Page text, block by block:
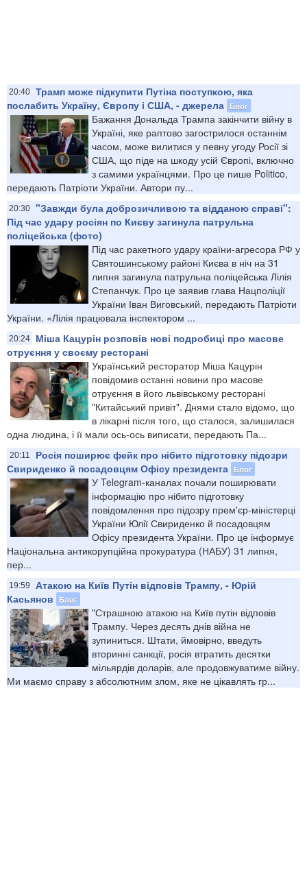
20:40 Трамп може підкупити Путіна поступкою, яка
послабить Україну, Європу і США, - джерела Блог
Бажання Дональда Трампа закінчити війну в
Україні, яке раптово загострилося останнім
часом, може вилитися у певну угоду Росії зі
США, що піде на шкоду усій Європі, включно
з самими українцями. Про це пише Politico,
передають Патріоти України. Автори пу...
20:30 "Завжди була доброзичливою та відданою справі":
Під час удару росіян по Києву загинула патрульна
поліцейська (фото)
Під час ракетного удару країни-агресора РФ у
Святошинському районі Києва в ніч на 31
липня загинула патрульна поліцейська Лілія
Степанчук. Про це заявив глава Нацполіції
України Іван Виговський, передають Патріоти
України. «Лілія працювала інспектором ...
20:24
Міша Кацурін розповів нові подробиці про масове
отруєння у своєму ресторані
Український ресторатор Міша Кацурін
повідомив останні новини про масове
отруєння в його львівському ресторані
"Китайський привіт". Днями стало відомо, що
в лікарні після того, що сталося, залишилася
одна людина, і її мали ось-ось виписати, передають Па...
20:11
Росія поширює фейк про нібито підготовку підозри
Свириденко й посадовцям Офісу президента Блог
У Telegram-каналах почали поширювати
інформацію про нібито підготовку
повідомлення про підозру прем'єр-міністерці
України Юлії Свириденко й посадовцям
Офісу президента України. Про це інформує
Національна антикорупційна прокуратура (НАБУ) 31 липня,
пер...
19:59
Атакою на Київ Путін відповів Трампу, - Юрій
Касьянов
Блог
"Страшною атакою на Київ путін відповів
Трампу. Через десять днів війна не
зупиниться. Штати, ймовірно, введуть
вторинні санкції, росія втратить десятки
мільярдів доларів, але продовжуватиме війну.
Ми маємо справу з абсолютним злом, яке не цікавлять гр...